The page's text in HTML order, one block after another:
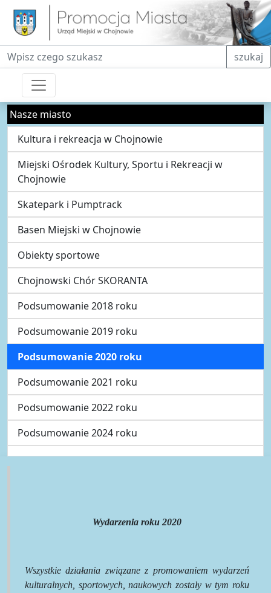
Fraza do wyszukiwania szukaj
Nasze miasto
Kultura i rekreacja w Chojnowie
Miejski Ośrodek Kultury, Sportu i Rekreacji w
Chojnowie
Skatepark i Pumptrack
Basen Miejski w Chojnowie
Obiekty sportowe
Chojnowski Chór SKORANTA
Podsumowanie 2018 roku
Podsumowanie 2019 roku
Podsumowanie 2020 roku
Podsumowanie 2021 roku
Podsumowanie 2022 roku
Podsumowanie 2024 roku
Wydarzenia roku 2020
Wszystkie działania związane z promowaniem wydarzeń
kulturalnych, sportowych, naukowych zostały w tym roku